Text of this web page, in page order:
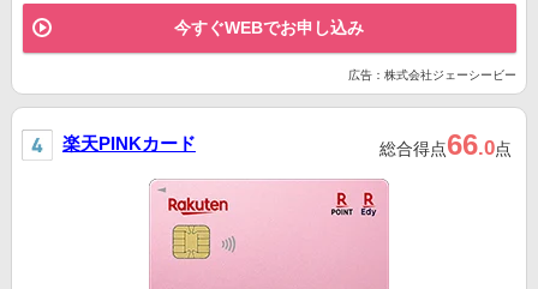
今すぐWEBでお申し込み
広告：株式会社ジェーシービー
楽天PINKカード 総合得点66.0点